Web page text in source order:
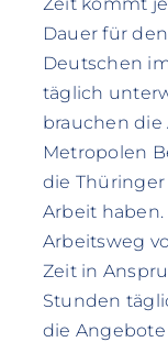
Dauer für
Deutschen
täglich
brauchen
Metropolen
die
Arbeit
Arbeitsweg
Zeit in
Stunden
die